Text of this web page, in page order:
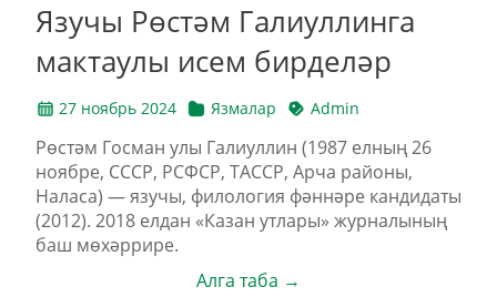
Язучы Рөстәм Галиуллинга
мактаулы исем бирделәр
27 ноябрь 2024 Язмалар Admin
Рөстәм Госман улы Галиуллин (1987 елның 26
ноябре, СССР, РСФСР, ТАССР, Арча районы,
Наласа) — язучы, филология фәннәре кандидаты
(2012). 2018 елдан «Казан утлары» журналының
баш мөхәррире.
Алга таба →